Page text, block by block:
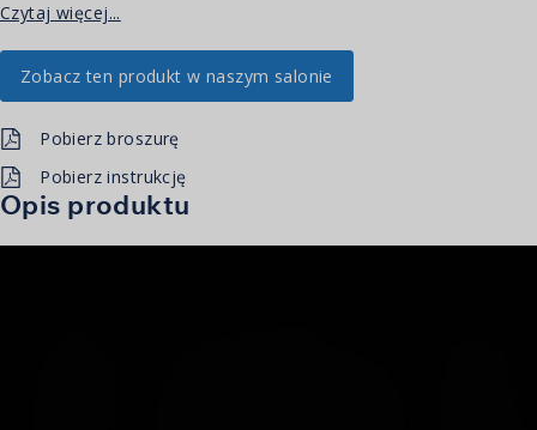
Czytaj więcej...
Zobacz ten produkt w naszym salonie
Pobierz broszurę
Pobierz instrukcję
Opis produktu